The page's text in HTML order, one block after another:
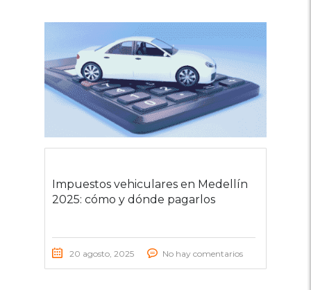
Impuestos vehiculares en Medellín
2025: cómo y dónde pagarlos
20 agosto, 2025 No hay comentarios